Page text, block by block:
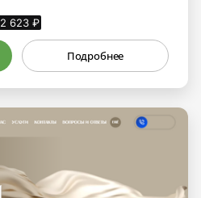
2 623 ₽
Подробнее